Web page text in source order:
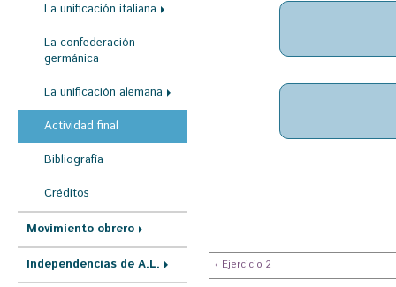
‹ Ejercicio 2
La unificación italiana
La confederación
germánica
La unificación alemana
Actividad final
Bibliografía
Créditos
Movimiento obrero
Independencias de A.L.